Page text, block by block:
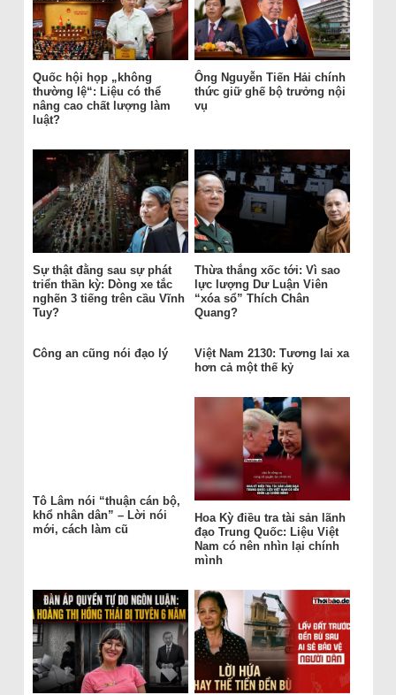
Quốc hội họp „không
thường lệ“: Liệu có thể
nâng cao chất lượng làm
luật?
Ông Nguyễn Tiến Hải chính
thức giữ ghế bộ trưởng nội
vụ
Sự thật đằng sau sự phát
triển thần kỳ: Dòng xe tắc
nghẽn 3 tiếng trên cầu Vĩnh
Tuy?
Thừa thắng xốc tới: Vì sao
lực lượng Dư Luận Viên
“xóa sổ” Thích Chân
Quang?
Công an cũng nói đạo lý
Việt Nam 2130: Tương lai xa
hơn cả một thế kỷ
Tô Lâm nói “thuận cán bộ,
khổ nhân dân” – Lời nói
mới, cách làm cũ
Hoa Kỳ điều tra tài sản lãnh
đạo Trung Quốc: Liệu Việt
Nam có nên nhìn lại chính
mình